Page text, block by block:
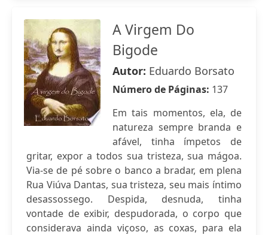
A Virgem Do
Bigode
Autor: Eduardo Borsato
Número de Páginas: 137
Em tais momentos, ela, de
natureza sempre branda e
afável, tinha ímpetos de
gritar, expor a todos sua tristeza, sua mágoa.
Via-se de pé sobre o banco a bradar, em plena
Rua Viúva Dantas, sua tristeza, seu mais íntimo
desassossego. Despida, desnuda, tinha
vontade de exibir, despudorada, o corpo que
considerava ainda viçoso, as coxas, para ela